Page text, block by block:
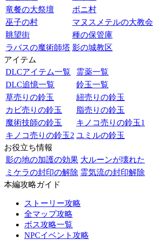
竜餐の大祭壇
ボニ村
巫子の村
マヌスメテルの大教会
眺望街
種の保管庫
ラバスの魔術師塔 影の城教区
アイテム
DLCアイテム一覧
霊薬一覧
DLC追憶一覧
鈴玉一覧
草売りの鈴玉
紐売りの鈴玉
カビ売りの鈴玉
脂売りの鈴玉
魔術技師の鈴玉
キノコ売りの鈴玉1
キノコ売りの鈴玉2 ユミルの鈴玉
お役立ち情報
影の地の加護の効果 大ルーンが壊れた
ミケラの封印の解除 霊気流の封印解除
本編攻略ガイド
ストーリー攻略
全マップ攻略
ボス攻略一覧
NPCイベント攻略